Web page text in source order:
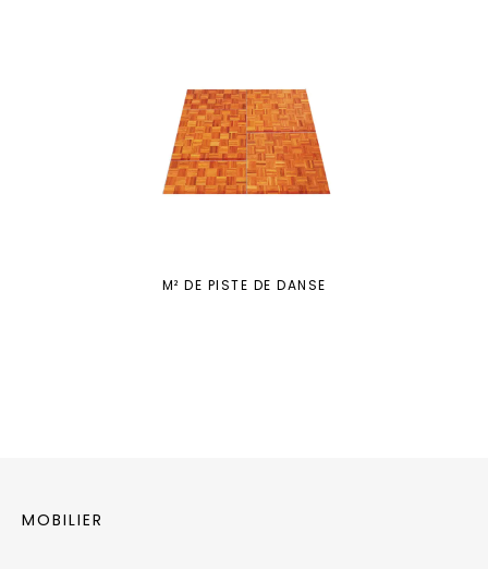
M² DE PISTE DE DANSE
MOBILIER